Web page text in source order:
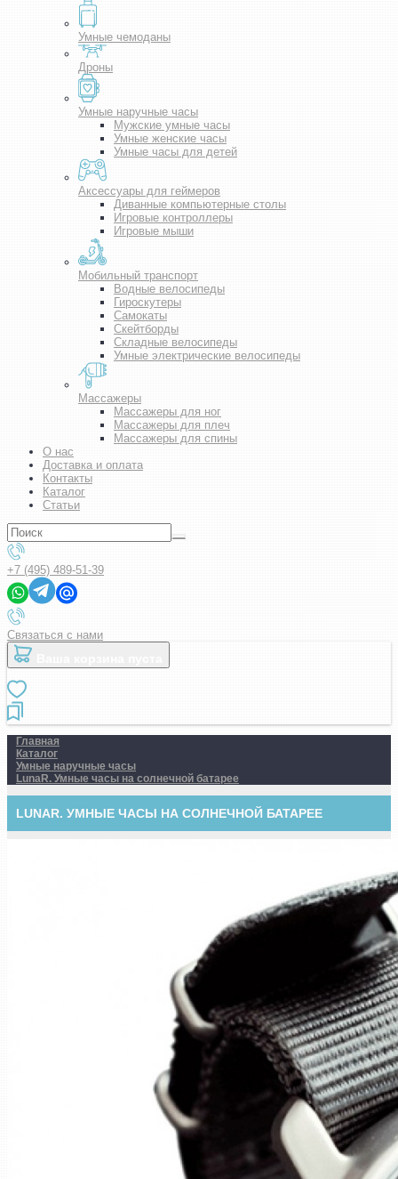
Умные чемоданы
Дроны
Умные наручные часы
Мужские умные часы
Умные женские часы
Умные часы для детей
Аксессуары для геймеров
Диванные компьютерные столы
Игровые контроллеры
Игровые мыши
Мобильный транспорт
Водные велосипеды
Гироскутеры
Самокаты
Скейтборды
Складные велосипеды
Умные электрические велосипеды
Массажеры
Массажеры для ног
Массажеры для плеч
Массажеры для спины
О нас
Доставка и оплата
Контакты
Каталог
Статьи
+7 (495) 489-51-39
Связаться с нами
Главная
Каталог
Умные наручные часы
LunaR. Умные часы на солнечной батарее
LUNAR. УМНЫЕ ЧАСЫ НА СОЛНЕЧНОЙ БАТАРЕЕ